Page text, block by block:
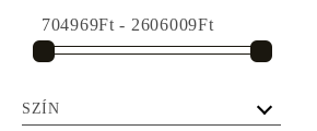
704969Ft - 2606009Ft
SZÍN